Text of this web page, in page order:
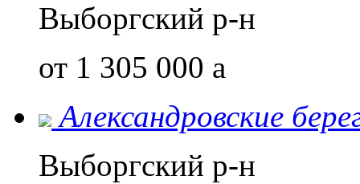
Выборгский р-н
от 1 305 000 a
Александровские
Выборгский р-н